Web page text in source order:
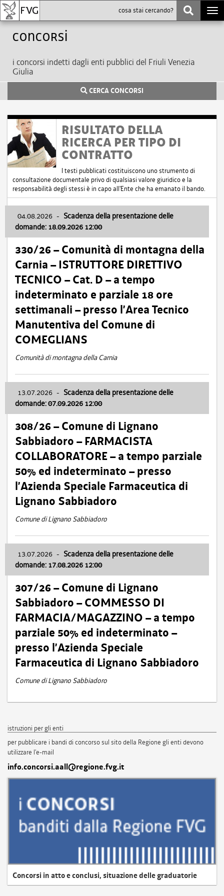
Concorsi
i concorsi indetti dagli enti pubblici del Friuli Venezia
Giulia
CERCA CONCORSI
RISULTATO DELLA
RICERCA PER TIPO DI
CONTRATTO
I testi pubblicati costituiscono uno strumento di
consultazione documentale privo di qualsiasi valore giuridico e la
responsabilità degli stessi è in capo all'Ente che ha emanato il bando.
04.08.2026 - Scadenza della presentazione delle
domande: 18.09.2026 12:00
330/26 – Comunità di montagna della
Carnia – ISTRUTTORE DIRETTIVO
TECNICO – Cat. D – a tempo
indeterminato e parziale 18 ore
settimanali – presso l’Area Tecnico
Manutentiva del Comune di
COMEGLIANS
Comunità di montagna della Carnia
13.07.2026 - Scadenza della presentazione delle
domande: 07.09.2026 12:00
308/26 – Comune di Lignano
Sabbiadoro – FARMACISTA
COLLABORATORE – a tempo parziale
50% ed indeterminato – presso
l’Azienda Speciale Farmaceutica di
Lignano Sabbiadoro
Comune di Lignano Sabbiadoro
13.07.2026 - Scadenza della presentazione delle
domande: 17.08.2026 12:00
307/26 – Comune di Lignano
Sabbiadoro – COMMESSO DI
FARMACIA/MAGAZZINO – a tempo
parziale 50% ed indeterminato –
presso l’Azienda Speciale
Farmaceutica di Lignano Sabbiadoro
Comune di Lignano Sabbiadoro
istruzioni per gli enti
per pubblicare i bandi di concorso sul sito della Regione gli enti devono
utilizzare l'e-mail
info.concorsi.aall@regione.fvg.it
Concorsi in atto e conclusi, situazione delle graduatorie